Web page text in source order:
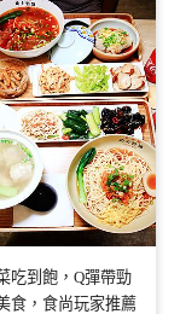
吃到飽，Q彈帶勁
食，食尚玩家推薦